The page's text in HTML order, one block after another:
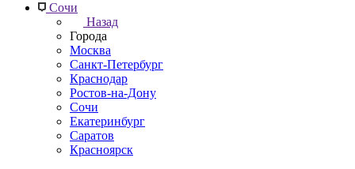
Сочи
Назад
Города
Москва
Санкт-Петербург
Краснодар
Ростов-на-Дону
Сочи
Екатеринбург
Саратов
Красноярск